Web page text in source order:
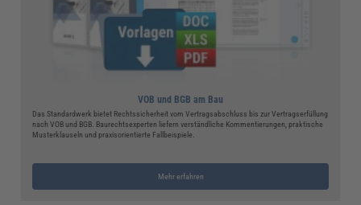
VOB und BGB am Bau
Das Standardwerk bietet Rechtssicherheit vom Vertragsabschluss bis zur Vertragserfüllung
nach VOB und BGB. Baurechtsexperten liefern verständliche Kommentierungen, praktische
Musterklauseln und praxisorientierte Fallbeispiele.
Mehr erfahren